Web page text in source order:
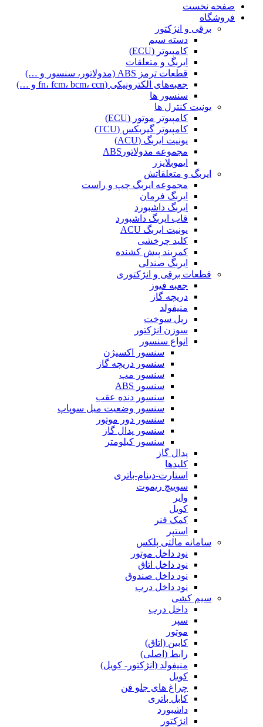
صفحه نخست
فروشگاه
برقی و انژکتور
دسته سیم
کامپیوتر (ECU)
ایربگ و متعلقات
قطعات ترمز ABS (مدولاتور، سنسور و …)
جعبه‌های الکترونیکی (fn، fcm، bcm، ccn و …)
سنسور ها
یونیت کنترل ها
کامپیوتر موتور (ECU)
کامپیوتر گیربکس (TCU)
یونیت ایربگ (ACU)
مجموعه مدولاتورABS
ایموبلایزر
ایربگ و متعلقاتش
مجموعه ایربگ چپ و راست
ایربگ فرمان
ایربگ داشبورد
قاب ایربگ داشبورد
یونیت ایربگ ACU
کلید چرخشی
کمربند پیش کشنده
ایربگ صندلی
قطعات برقی و انژکتوری
جعبه فیوز
دریچه گاز
منیفولد
ریل سوخت
سوزن انژکتور
انواع سنسور
سنسور اکسیژن
سنسور دریچه گاز
سنسور مپ
سنسور ABS
سنسور دنده عقب
سنسور وضعیت میل سوپاپ
سنسور دور موتور
سنسور پدال گاز
سنسور کیلومتر
پدال گاز
کلیدها
استارت-دینام-باتری
سوییچ ریموت
وایر
کویل
کمک فنر
استپر
سامانه مالتی پلکس
نود داخل موتور
نود داخل اتاق
نود داخل صندوق
نود داخل درب
سیم کشی
داخل درب
سپر
موتور
کابین (اتاق)
رابط (اصلی)
منیفولد (انژکتور- کویل)
کویل
چراغ های جلو فن
کابل باتری
داشبورد
انژکتور